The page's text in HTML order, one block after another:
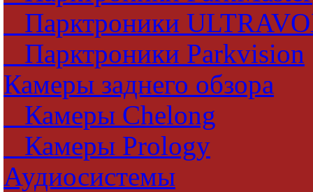
Парктроники
Парктроники Parkvision
Камеры заднего обзора
Камеры Chelong
Камеры Prology
Аудиосистемы